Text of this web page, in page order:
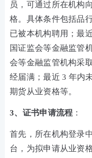
员，可通过所在机构
格。具体条件包括品
已被本机构聘用；最
国证监会等金融监管
会等金融监管机构采
经届满；最近 3 年内
期货从业资格等。
3、证书申请流程 ：
首先，所在机构登录
台，为拟申请从业资